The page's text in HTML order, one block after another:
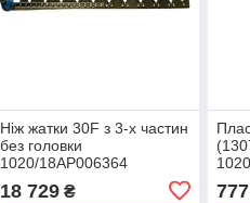
Ніж жатки 30F з 3-х частин
без головки
1020/18AP006364
18 729₴ 777